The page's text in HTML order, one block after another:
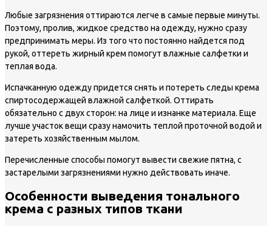
Любые загрязнения оттираются легче в самые первые минуты.
Поэтому, пролив, жидкое средство на одежду, нужно сразу
предпринимать меры. Из того что постоянно найдется под
рукой, оттереть жирный крем помогут влажные салфетки и
теплая вода.
Испачканную одежду придется снять и потереть следы крема
спиртосодержащей влажной салфеткой. Оттирать
обязательно с двух сторон: на лице и изнанке материала. Еще
лучше участок вещи сразу намочить теплой проточной водой и
затереть хозяйственным мылом.
Перечисленные способы помогут вывести свежие пятна, с
застарелыми загрязнениями нужно действовать иначе.
Особенности выведения тонального
крема с разных типов ткани